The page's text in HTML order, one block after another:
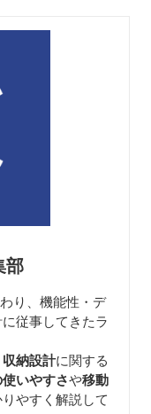
部
り、機能性・デ
従事してきたラ
収納設計に関する
いやすさや移動
やすく解説して